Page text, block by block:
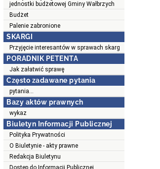
jednostki budżetowej Gminy Wałbrzych
Budżet
Palenie zabronione
SKARGI
Przyjęcie interesantów w sprawach skarg
PORADNIK PETENTA
Jak załatwić sprawę
Często zadawane pytania
pytania...
Bazy aktów prawnych
wykaz
Biuletyn Informacji Publicznej
Polityka Prywatności
O Biuletynie - akty prawne
Redakcja Biuletynu
Dostęp do Informacji Publicznej